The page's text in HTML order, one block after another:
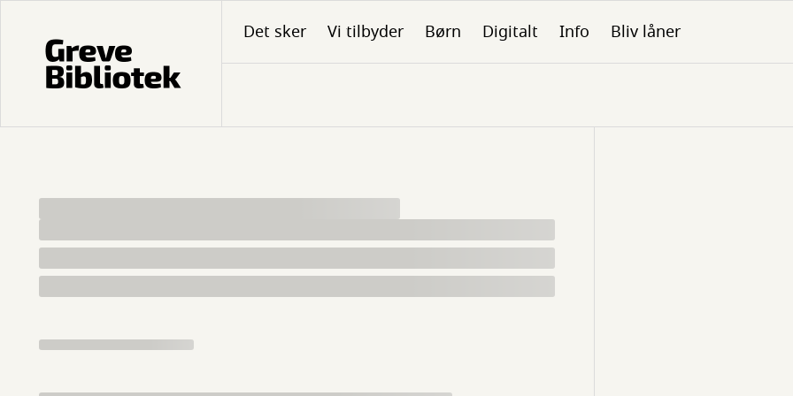
hovedindhold
Det sker Vi tilbyder Børn Digitalt Info Bliv låner